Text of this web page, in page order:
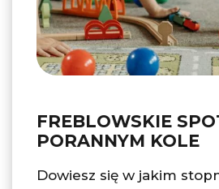
FREBLOWSKIE
PORANNYM KOLE
Dowiesz się w jakim